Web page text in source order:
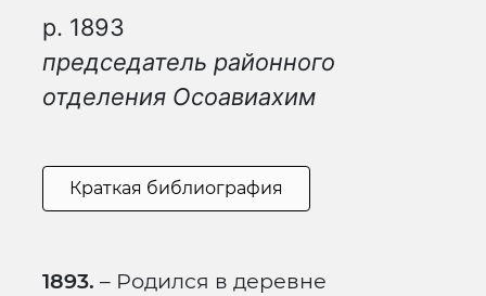
р. 1893
председатель районного
отделения Осоавиахим
Краткая библиография
1893. – Родился в деревне